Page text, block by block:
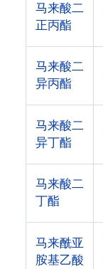
马来酸二
正丙酯
马来酸二
异丙酯
马来酸二
异丁酯
马来酸二
丁酯
马来酰亚
胺基乙酸